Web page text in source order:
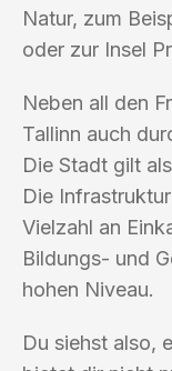
Natur, zum
oder zur Insel
Neben all den
Tallinn auch
Die Stadt gilt
Die
Vielzahl an
Bildungs- und
hohen Niveau.
Du siehst also,